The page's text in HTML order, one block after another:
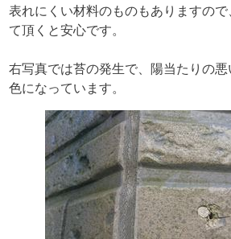
表れにくい材料のものもありますの
て頂くと安心です。
右写真では苔の発生で、陽当たりの
色になっています。